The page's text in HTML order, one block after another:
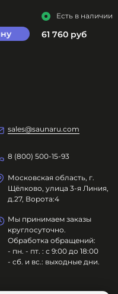
Есть в наличии
61 760 руб
sales@saunaru.com
8 (800) 500-15-93
Московская область, г.
Щёлково, улица 3-я Линия,
д.27, Ворота:4
Мы принимаем заказы
круглосуточно.
Обработка обращений:
- пн. - пт. : с 9:00 до 18:00
- сб. и вс.: выходные дни.